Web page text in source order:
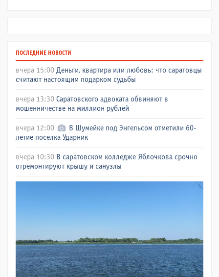
ПОСЛЕДНИЕ НОВОСТИ
вчера 15:00 Деньги, квартира или любовь: что саратовцы
считают настоящим подарком судьбы
вчера 13:30 Саратовского адвоката обвиняют в
мошенничестве на миллион рублей
вчера 12:00
В Шумейке под Энгельсом отметили 60-
летие поселка Ударник
вчера 10:30 В саратовском колледже Яблочкова срочно
отремонтируют крышу и санузлы